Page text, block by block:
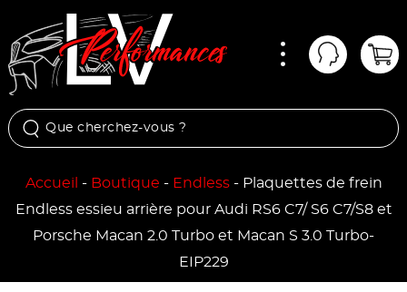
Mon
Accueil - Boutique - Endless- Plaquettes de frein
Endless essieu arrière pour Audi RS6 C7/ S6 C7/S8 et
Porsche Macan 2.0 Turbo et Macan S 3.0 Turbo-
EIP229